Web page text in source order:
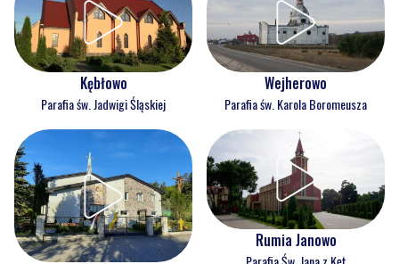
Kębłowo
Parafia św. Jadwigi Śląskiej
Wejherowo
Parafia św. Karola Boromeusza
Rumia Janowo